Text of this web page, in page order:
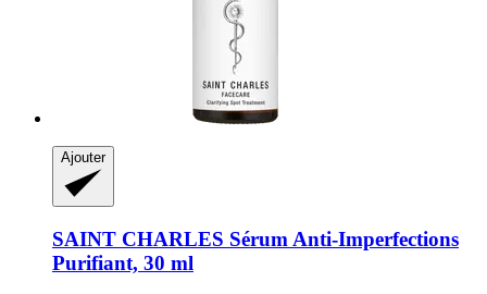
Ajouter
SAINT CHARLES Sérum Anti-​Imperfections
Purifiant, 30 ml